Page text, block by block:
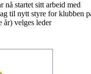
startet sitt arbeid med
til nytt styre for klubben
år) velges leder